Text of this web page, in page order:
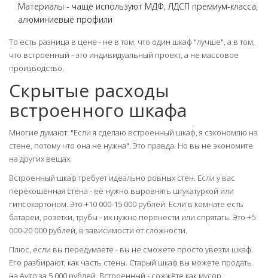
Материалы - чаще используют МДФ, ЛДСП премиум-класса,
алюминиевые профили
То есть разница в цене - не в том, что один шкаф "лучше", а в том,
что встроенный - это индивидуальный проект, а не массовое
производство.
Скрытые расходы
встроенного шкафа
Многие думают: "Если я сделаю встроенный шкаф, я сэкономлю на
стене, потому что она не нужна". Это правда. Но вы не экономите
на других вещах.
Встроенный шкаф требует идеально ровных стен. Если у вас
перекошенная стена - её нужно выровнять штукатуркой или
гипсокартоном. Это +10 000-15 000 рублей. Если в комнате есть
батареи, розетки, трубы - их нужно перенести или спрятать. Это +5
000-20 000 рублей, в зависимости от сложности.
Плюс, если вы передумаете - вы не сможете просто увезти шкаф.
Его разбирают, как часть стены. Старый шкаф вы можете продать
на Avito за 5 000 рублей. Встроенный - сожжёте как мусор.